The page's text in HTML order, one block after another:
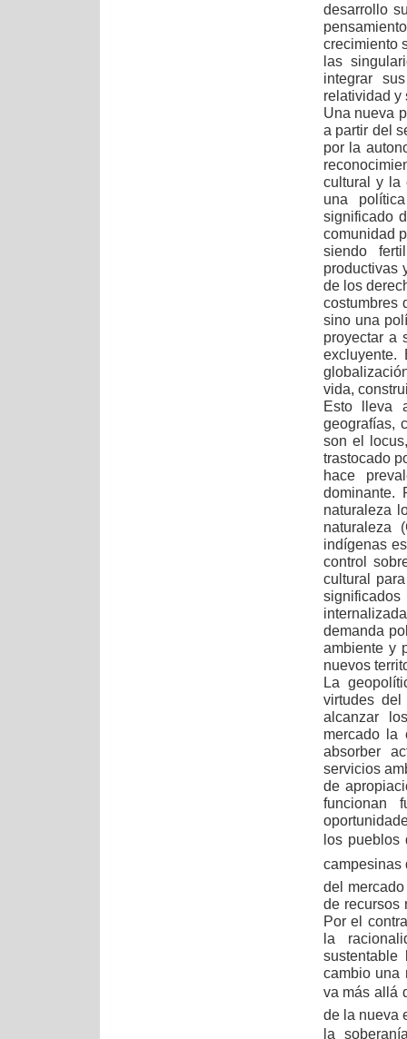
desarrollo
crecimiento
las
integrar
relatividad y
Una nueva
a partir del
por la
cultural y la
una
significado
comunidad
siendo
productivas
de los
costumbres
sino una
proyectar a
excluyente.
vida,
Esto lleva
geografías,
son el
trastocado
hace
dominante.
naturaleza
naturaleza
indígenas
control
cultural
demanda
ambiente y
nuevos
La
virtudes
alcanzar
mercado la
absorber
servicios
de
funcionan
los pueblos
del
de recursos
Por el
la
cambio una
va más allá
de la nueva
la